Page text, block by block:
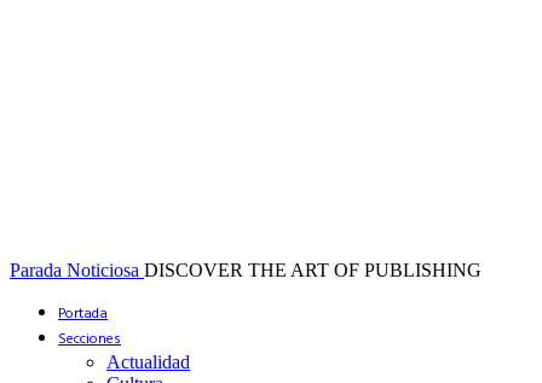
Parada Noticiosa DISCOVER THE ART OF PUBLISHING
Portada
Secciones
Actualidad